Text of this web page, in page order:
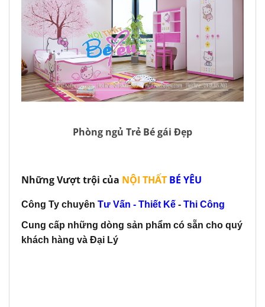
Phòng ngủ Trẻ Bé gái Đẹp
Những Vượt trội của NỘI THẤT BÉ YÊU
Công Ty chuyên Tư Vấn - Thiết Kế - Thi Công
Cung cấp những dòng sản phẩm có sẵn cho quý
khách hàng và Đại Lý